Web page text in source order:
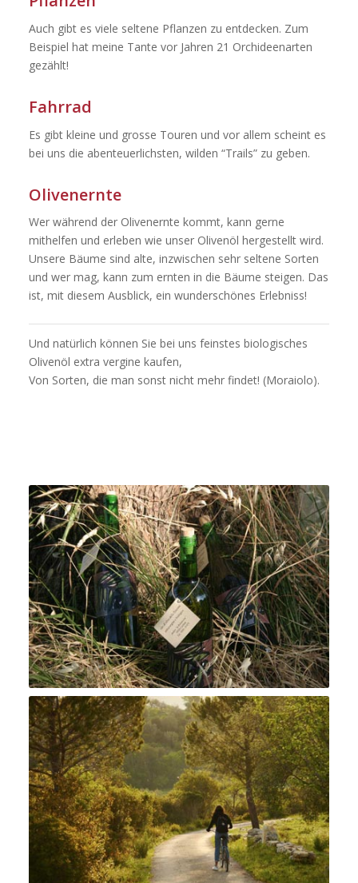
Auch gibt es viele seltene Pflanzen zu entdecken. Zum
Beispiel hat meine Tante vor Jahren 21 Orchideenarten
gezählt!
Fahrrad
Es gibt kleine und grosse Touren und vor allem scheint es
bei uns die abenteuerlichsten, wilden “Trails” zu geben.
Olivenernte
Wer während der Olivenernte kommt, kann gerne
mithelfen und erleben wie unser Olivenöl hergestellt wird.
Unsere Bäume sind alte, inzwischen sehr seltene Sorten
und wer mag, kann zum ernten in die Bäume steigen. Das
ist, mit diesem Ausblick, ein wunderschönes Erlebniss!
Und natürlich können Sie bei uns feinstes biologisches
Olivenöl extra vergine kaufen,
Von Sorten, die man sonst nicht mehr findet! (Moraiolo).